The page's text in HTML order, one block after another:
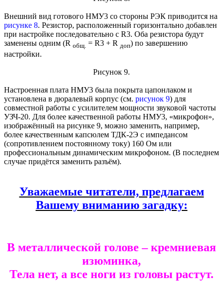
Внешний вид готового НМУ3 со стороны РЭК приводится на
рисунке 8. Резистор, расположенный горизонтально добавлен
при настройке последовательно с R3. Оба резистора будут
заменены одним (R общ. = R3 + R доп) по завершению
настройки.
Рисунок 9.
Настроенная плата НМУ3 была покрыта цапонлаком и
установлена в дюралевый корпус (см. рисунок 9) для
совместной работы с усилителем мощности звуковой частоты
УЗЧ-20. Для более качественной работы НМУ3, «микрофон»,
изображённый на рисунке 9, можно заменить, например,
более качественным капсюлем ТДК-2Э с импедансом
(сопротивлением постоянному току) 160 Ом или
профессиональным динамическим микрофоном. (В последнем
случае придётся заменить разъём).
Уважаемые читатели, предлагаем
Вашему вниманию загадку:
В металлической голове – кремниевая
изюминка,
Тела нет, а все ноги из головы растут.